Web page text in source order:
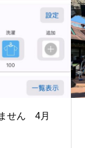
せん 4月